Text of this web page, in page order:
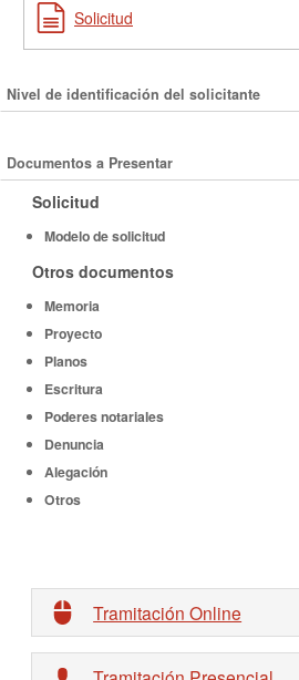
Solicitud
Nivel de identificación del solicitante
Documentos a Presentar
Solicitud
Modelo de solicitud
Otros documentos
Memoria
Proyecto
Planos
Escritura
Poderes notariales
Denuncia
Alegación
Otros
Tramitación Online